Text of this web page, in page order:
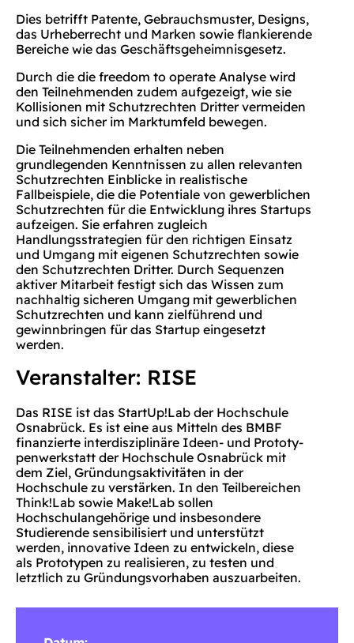
Dies betrifft Patente, Gebrauchsmuster, Designs,
das Urheberrecht und Marken sowie flankierende
Bereiche wie das Geschäftsgeheimnisgesetz.
Durch die die freedom to operate Analyse wird
den Teilnehmenden zudem aufgezeigt, wie sie
Kollisionen mit Schutzrechten Dritter vermeiden
und sich sicher im Marktumfeld bewegen.
Die Teilnehmenden erhalten neben
grundlegenden Kenntnissen zu allen relevanten
Schutzrechten Einblicke in realistische
Fallbeispiele, die die Potentiale von gewerblichen
Schutzrechten für die Entwicklung ihres Startups
aufzeigen. Sie erfahren zugleich
Handlungsstrategien für den richtigen Einsatz
und Umgang mit eigenen Schutzrechten sowie
den Schutzrechten Dritter. Durch Sequenzen
aktiver Mitarbeit festigt sich das Wissen zum
nachhaltig sicheren Umgang mit gewerblichen
Schutzrechten und kann zielführend und
gewinnbringen für das Startup eingesetzt
werden.
Veranstalter: RISE
Das RISE ist das StartUp!Lab der Hochschule
Osnabrück. Es ist eine aus Mitteln des BMBF
finanzierte interdisziplinäre Ideen- und Prototy-
penwerkstatt der Hochschule Osnabrück mit
dem Ziel, Gründungsaktivitäten in der
Hochschule zu verstärken. In den Teilbereichen
Think!Lab sowie Make!Lab sollen
Hochschulangehörige und insbesondere
Studierende sensibilisiert und unterstützt
werden, innovative Ideen zu entwickeln, diese
als Prototypen zu realisieren, zu testen und
letztlich zu Gründungsvorhaben auszuarbeiten.